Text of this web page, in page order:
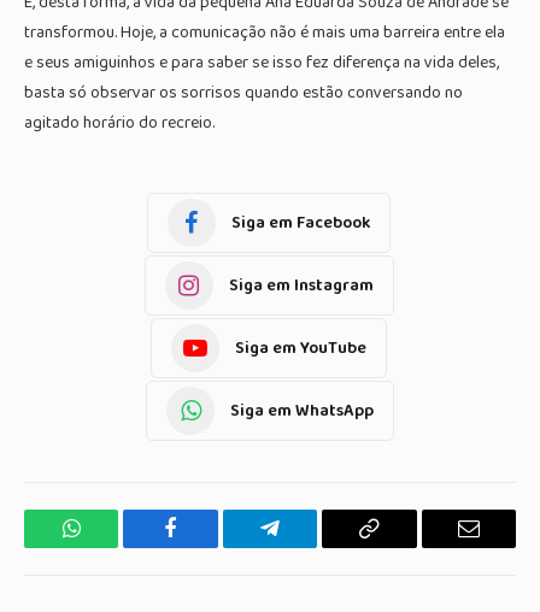
transformou. Hoje, a comunicação não é mais uma barreira entre ela
e seus amiguinhos e para saber se isso fez diferença na vida deles,
basta só observar os sorrisos quando estão conversando no
agitado horário do recreio.
Siga em Facebook
Siga em Instagram
Siga em YouTube
Siga em WhatsApp
WhatsApp Facebook Telegrama Copiar
E-